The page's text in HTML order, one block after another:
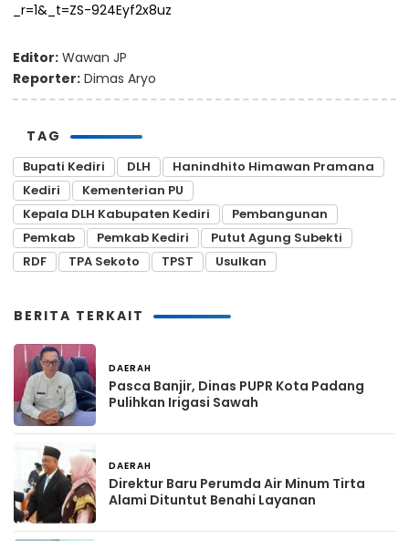
_r=1&_t=ZS-924Eyf2x8uz
Editor: Wawan JP
Reporter: Dimas Aryo
TAG
Bupati Kediri DLH
Hanindhito Himawan Pramana
Kediri
Kementerian PU
Kepala DLH Kabupaten Kediri
Pembangunan
Pemkab
Pemkab Kediri
Putut Agung Subekti
RDF
TPA Sekoto TPST Usulkan
BERITA TERKAIT
DAERAH
Pasca Banjir, Dinas PUPR Kota Padang
Pulihkan Irigasi Sawah
DAERAH
Direktur Baru Perumda Air Minum Tirta
Alami Dituntut Benahi Layanan